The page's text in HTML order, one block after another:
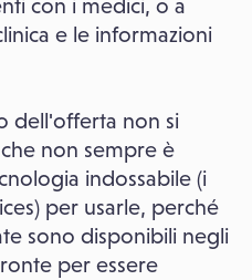
con i medici, o a
e le informazioni
dell'offerta non si
non sempre è
indossabile (i
per usarle, perché
sono disponibili negli
per essere